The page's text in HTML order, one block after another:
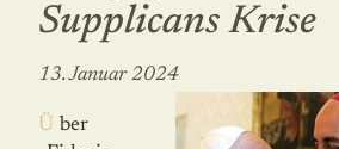
Supplicans Krise
13. Januar 2024
Über